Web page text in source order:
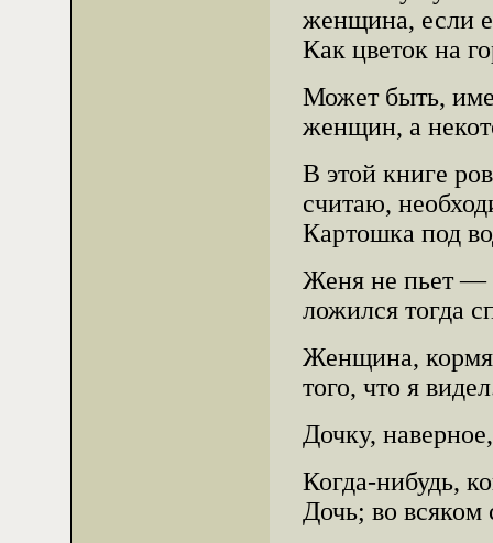
женщина, если
Как цветок на
Может быть,
женщин, а
В этой книге
считаю,
Картошка под
Женя не пьет —
ложился тогда
Женщина,
того, что я
Дочку,
Когда-нибудь,
Дочь; во